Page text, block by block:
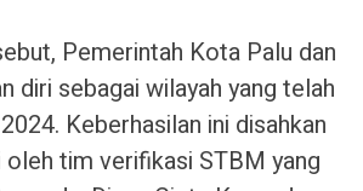
Pemerintah Kota Palu dan
diri sebagai wilayah yang telah
Keberhasilan ini disahkan
tim verifikasi STBM yang